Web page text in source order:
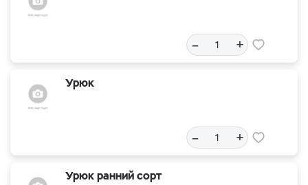
– +
Урюк
– +
Урюк ранний сорт